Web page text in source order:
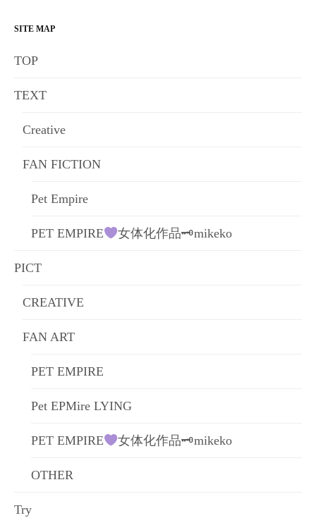
ー
シ
ン
SITE MAP
TOP
TEXT
Creative
FAN FICTION
Pet Empire
PET EMPIRE 女体化作品🗝mikeko
PICT
CREATIVE
FAN ART
PET EMPIRE
Pet EPMire LYING
PET EMPIRE 女体化作品🗝mikeko
OTHER
Try